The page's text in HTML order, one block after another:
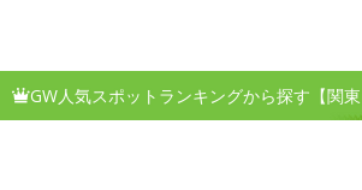
GW人気スポットランキングから探す【関東